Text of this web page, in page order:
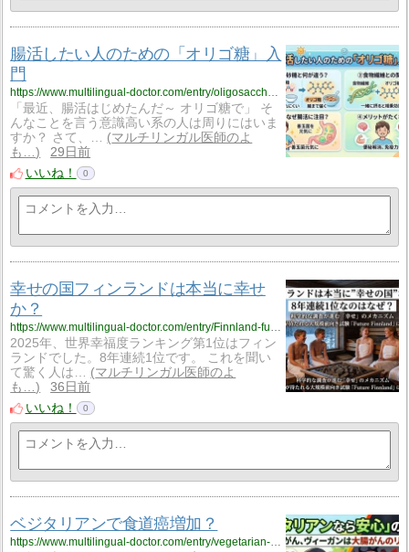
腸活したい人のための「オリゴ糖」入
門
「最近、腸活はじめたんだ～ オリゴ糖で」 そ
んなことを言う意識高い系の人は周りにはいま
すか？ さて、…
マルチリンガル医師のよ
も…
29日前
いいね！
0
幸せの国フィンランドは本当に幸せ
か？
2025年、世界幸福度ランキング第1位はフィン
ランドでした。8年連続1位です。 これを聞い
て驚く人は…
マルチリンガル医師のよ
も…
36日前
いいね！
0
ベジタリアンで食道癌増加？